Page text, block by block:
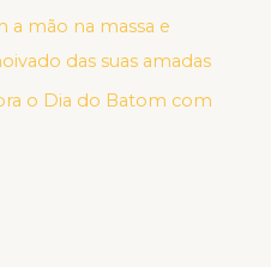
a mão na massa e
das suas amadas
o Dia do Batom com